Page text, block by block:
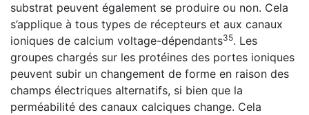
substrat peuvent également se produire ou non. Cela
s’applique à tous types de récepteurs et aux canaux
ioniques de calcium voltage-dépendants35. Les
groupes chargés sur les protéines des portes ioniques
peuvent subir un changement de forme en raison des
champs électriques alternatifs, si bien que la
perméabilité des canaux calciques change. Cela